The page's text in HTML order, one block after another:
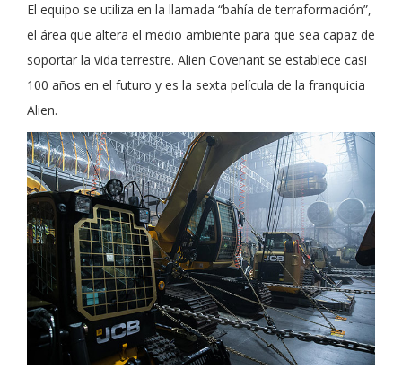
El equipo se utiliza en la llamada “bahía de terraformación”,
el área que altera el medio ambiente para que sea capaz de
soportar la vida terrestre. Alien Covenant se establece casi
100 años en el futuro y es la sexta película de la franquicia
Alien.